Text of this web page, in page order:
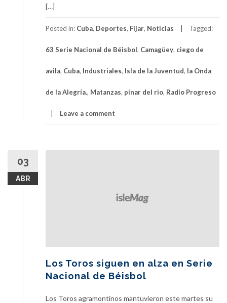
[…]
Posted in: Cuba, Deportes, Fijar, Noticias Tagged:
63 Serie Nacional de Béisbol, Camagüey, ciego de
avila, Cuba, Industriales, Isla de la Juventud, la Onda
de la Alegría., Matanzas, pinar del rio, Radio Progreso
Leave a comment
03
ABR
Los Toros siguen en alza en Serie
Nacional de Béisbol
Los Toros agramontinos mantuvieron este martes su